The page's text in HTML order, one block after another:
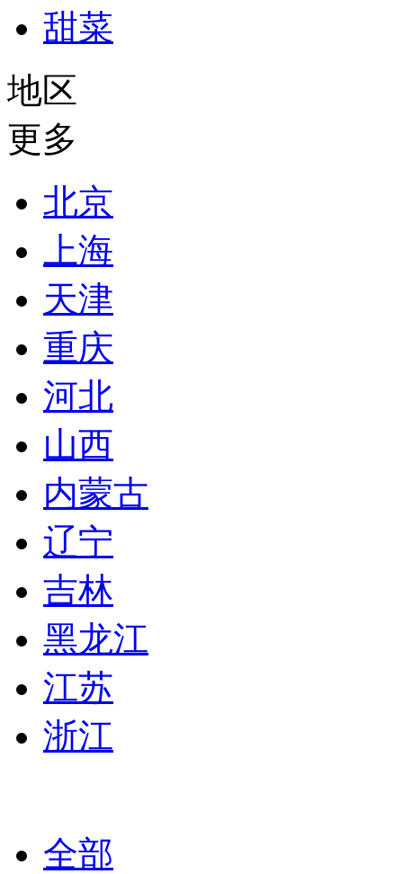
甜菜
地区
更多
北京
上海
天津
重庆
河北
山西
内蒙古
辽宁
吉林
黑龙江
江苏
浙江
全部